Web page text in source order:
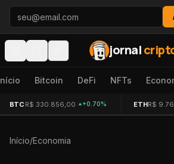
Pular para o conteúdo
jornal
Bitcoin DeFi NFTs
BTC R$ 330.856,00 +0.70% ETHR$
Início/Economia